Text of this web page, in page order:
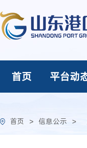
首页 平台动
首页 > 信息公示 >